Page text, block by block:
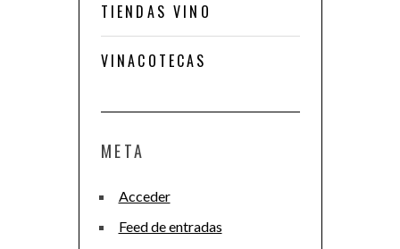
TIENDAS VINO
VINACOTECAS
META
Acceder
Feed de entradas